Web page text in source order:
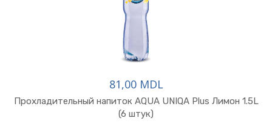
81,00 MDL
Прохладительный напиток AQUA UNIQA Plus Лимон 1.5L
(6 штук)